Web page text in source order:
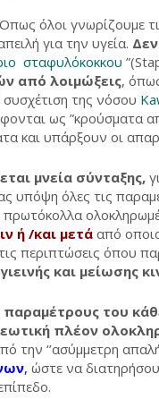
όλοι γνωρίζουμε
για την υγεία.
σταφυλόκοκκου
από λοιμώξεις,
συσχέτιση της νόσου
ως ”κρούσματα
και υπάρξουν οι
μνεία σύνταξης,
υπόψη όλες τις
ή /και μετά από
περιπτώσεις όπου
και μείωσης
παραμέτρους του
πλέον
την ‘’ασύμμετρη απαλή
, ώστε να